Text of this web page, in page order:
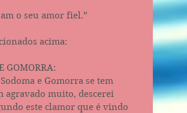
o seu amor fiel.”
acima:
GOMORRA:
e Gomorra se tem
agravado muito, descerei
este clamor que é vindo